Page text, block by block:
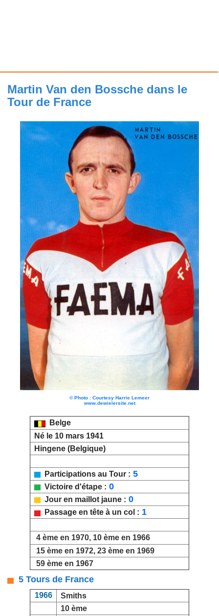
Martin Van den Bossche dans le
Tour de France
© Photo : Courtesy Harrie Lemeer
www.dewielersite.net
Belge
Né le 10 mars 1941
Hingene (Belgique)
Participations au Tour : 5
Victoire d'étape : 0
Jour en maillot jaune : 0
Passage en tête à un col : 1
4 ème en 1970, 10 ème en 1966
15 ème en 1972, 23 ème en 1969
59 ème en 1967
5 Tours de France
1966
Smiths
10 ème